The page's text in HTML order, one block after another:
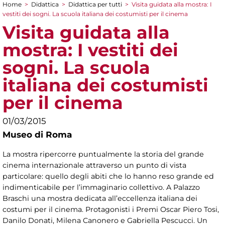
Tu sei qui
Home > Didattica > Didattica per tutti > Visita guidata alla mostra: I
vestiti dei sogni. La scuola italiana dei costumisti per il cinema
Visita guidata alla
mostra: I vestiti dei
sogni. La scuola
italiana dei costumisti
per il cinema
01/03/2015
Museo di Roma
La mostra ripercorre puntualmente la storia del grande
cinema internazionale attraverso un punto di vista
particolare: quello degli abiti che lo hanno reso grande ed
indimenticabile per l’immaginario collettivo. A Palazzo
Braschi una mostra dedicata all’eccellenza italiana dei
costumi per il cinema. Protagonisti i Premi Oscar Piero Tosi,
Danilo Donati, Milena Canonero e Gabriella Pescucci. Un